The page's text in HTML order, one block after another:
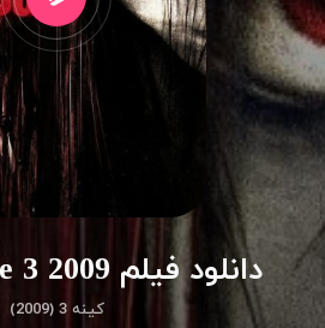
دانلود فیلم The Grudge 3 2009
کینه 3 (2009)